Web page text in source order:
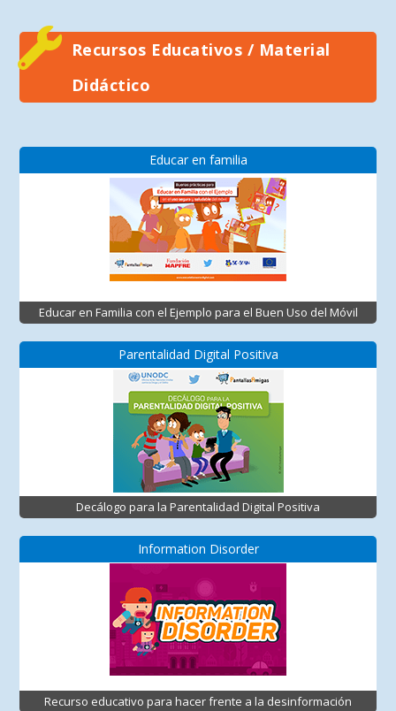
Recursos Educativos / Material
Didáctico
Educar en familia
Educar en Familia con el Ejemplo para el Buen Uso del Móvil
Parentalidad Digital Positiva
Decálogo para la Parentalidad Digital Positiva
Information Disorder
Recurso educativo para hacer frente a la desinformación